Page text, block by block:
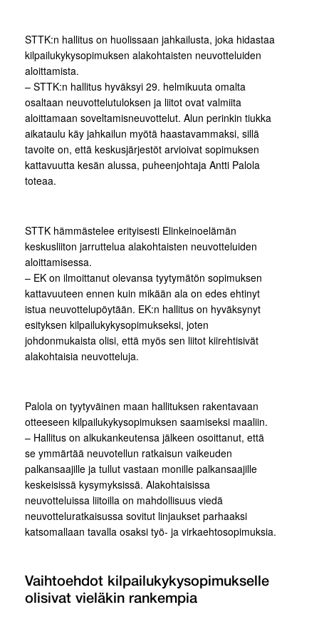
STTK:n hallitus on huolissaan jahkailusta, joka hidastaa
kilpailukykysopimuksen alakohtaisten neuvotteluiden
aloittamista.
– STTK:n hallitus hyväksyi 29. helmikuuta omalta
osaltaan neuvottelutuloksen ja liitot ovat valmiita
aloittamaan soveltamisneuvottelut. Alun perinkin tiukka
aikataulu käy jahkailun myötä haastavammaksi, sillä
tavoite on, että keskusjärjestöt arvioivat sopimuksen
kattavuutta kesän alussa, puheenjohtaja Antti Palola
toteaa.
STTK hämmästelee erityisesti Elinkeinoelämän
keskusliiton jarruttelua alakohtaisten neuvotteluiden
aloittamisessa.
– EK on ilmoittanut olevansa tyytymätön sopimuksen
kattavuuteen ennen kuin mikään ala on edes ehtinyt
istua neuvottelupöytään. EK:n hallitus on hyväksynyt
esityksen kilpailukykysopimukseksi, joten
johdonmukaista olisi, että myös sen liitot kiirehtisivät
alakohtaisia neuvotteluja.
Palola on tyytyväinen maan hallituksen rakentavaan
otteeseen kilpailukykysopimuksen saamiseksi maaliin.
– Hallitus on alkukankeutensa jälkeen osoittanut, että
se ymmärtää neuvotellun ratkaisun vaikeuden
palkansaajille ja tullut vastaan monille palkansaajille
keskeisissä kysymyksissä. Alakohtaisissa
neuvotteluissa liitoilla on mahdollisuus viedä
neuvotteluratkaisussa sovitut linjaukset parhaaksi
katsomallaan tavalla osaksi työ- ja virkaehtosopimuksia.
Vaihtoehdot kilpailukykysopimukselle
olisivat vieläkin rankempia